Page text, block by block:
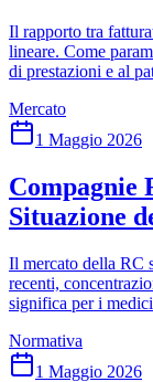
Il rapporto tra
lineare. Come
di prestazioni e al
Mercato
1 Maggio 2026
Compagnie
Situazione
Il mercato della RC
recenti,
significa per i
Normativa
1 Maggio 2026